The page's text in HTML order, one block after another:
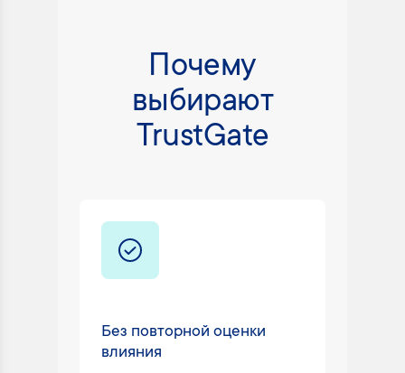
Почему
выбирают
TrustGate
Без повторной оценки
влияния